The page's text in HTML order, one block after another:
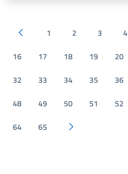
Pagina precedente
1 2 3 4
16
17 18 19 20
32
33 34 35 36
48
49 50 51 52
64
65 Pagina successiva